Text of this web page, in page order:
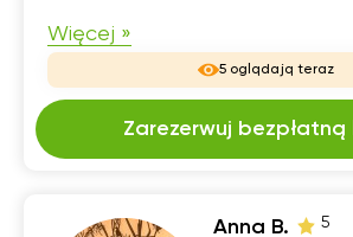
Więcej »
5 oglądają teraz
Zarezerwuj bezpłatną
Anna B. 5